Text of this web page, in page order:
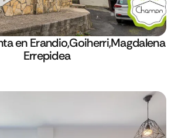
en Erandio,Goiherri,Magdalena
Errepidea